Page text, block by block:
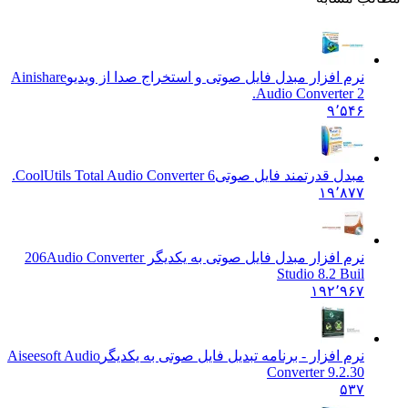
نرم افزار مبدل فایل صوتی و استخراج صدا از ویدیو
Ainishare
Audio Converter 2.
مبدل قدرتمند فایل صوتیCoolUtils Total Audio Converter 6.
۱۹٬۸۷۷
نرم افزار مبدل فایل صوتی به یکدیگر 206Audio Converter
Studio 8.2 Buil
۱۹۲٬۹۶۷
نرم افزار - برنامه تبدیل فایل صوتی به یکدیگر Aiseesoft Audio
Converter 9.2.30